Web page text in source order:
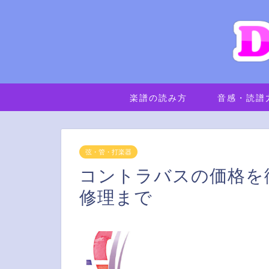
楽譜の読み方 音感・読譜
弦・管・打楽器
コントラバスの価格
修理まで